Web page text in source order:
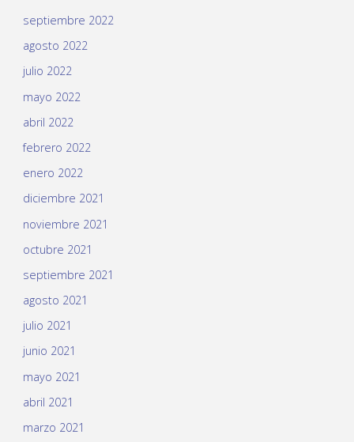
septiembre 2022
agosto 2022
julio 2022
mayo 2022
abril 2022
febrero 2022
enero 2022
diciembre 2021
noviembre 2021
octubre 2021
septiembre 2021
agosto 2021
julio 2021
junio 2021
mayo 2021
abril 2021
marzo 2021